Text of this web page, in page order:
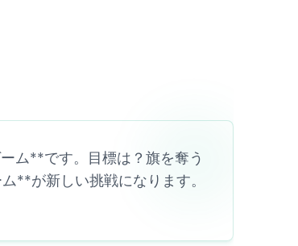
ム**です。目標は？旗を奪う
**が新しい挑戦になります。